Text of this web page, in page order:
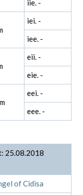
iie. -
iei. -
iee. -
eii. -
eie. -
eei. -
eee. -
25.08.2018
of Cidisa